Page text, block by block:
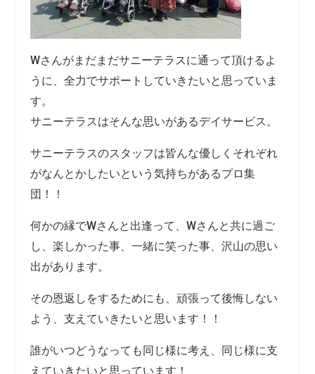
Wさんがまだまだサニーテラスに通って頂けるよ
うに、全力でサポートしていきたいと思っていま
す。
サニーテラスはそんな思いがあるデイサービス。
サニーテラスのスタッフは皆んな優しくそれぞれ
がなんとかしたいという気持ちがあるプロ集
団！！
何かの縁でWさんと出逢って、Wさんと共に過ご
し、楽しかった事、一緒に笑った事、沢山の思い
出があります。
その恩返しをするためにも、頑張って後悔しない
よう、支えていきたいと思います！！
誰がいつどうなっても同じ様に考え、同じ様に支
えていきたいと思っています！